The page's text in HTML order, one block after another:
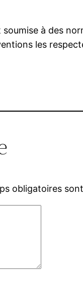
à des
les
obligatoires